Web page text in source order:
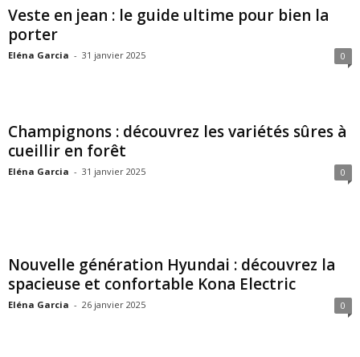
Veste en jean : le guide ultime pour bien la
porter
Eléna Garcia - 31 janvier 2025 0
Champignons : découvrez les variétés sûres à
cueillir en forêt
Eléna Garcia - 31 janvier 2025 0
Nouvelle génération Hyundai : découvrez la
spacieuse et confortable Kona Electric
Eléna Garcia - 26 janvier 2025 0